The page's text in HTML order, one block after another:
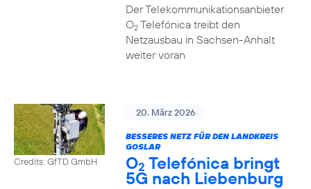
Der Telekommunikationsanbieter
O2Telefónica treibt den
Netzausbau in Sachsen-Anhalt
weiter voran
Credits: GfTD GmbH
20. März 2026
BESSERES NETZ FÜR DEN LANDKREIS
GOSLAR
O2 Telefónica bringt
5G nach Liebenburg